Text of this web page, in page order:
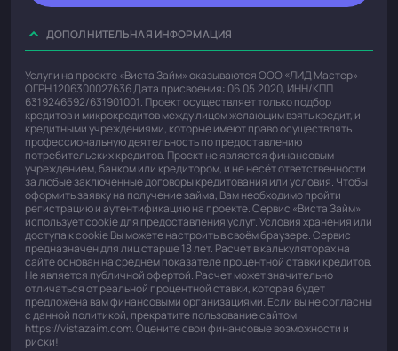
ДОПОЛНИТЕЛЬНАЯ ИНФОРМАЦИЯ
Услуги на проекте «Виста Займ» оказываются ООО «ЛИД Мастер»
ОГРН 1206300027636 Дата присвоения: 06.05.2020, ИНН/КПП
6319246592/631901001. Проект осуществляет только подбор
кредитов и микрокредитов между лицом желающим взять кредит, и
кредитными учреждениями, которые имеют право осуществлять
профессиональную деятельность по предоставлению
потребительских кредитов. Проект не является финансовым
учреждением, банком или кредитором, и не несёт ответственности
за любые заключенные договоры кредитования или условия. Чтобы
оформить заявку на получение займа, Вам необходимо пройти
регистрацию и аутентификацию на проекте. Сервис «Виста Займ»
использует cookie для предоставления услуг. Условия хранения или
доступа к cookie Вы можете настроить в своём браузере. Сервис
предназначен для лиц старше 18 лет. Расчет в калькуляторах на
сайте основан на среднем показателе процентной ставки кредитов.
Не является публичной офертой. Расчет может значительно
отличаться от реальной процентной ставки, которая будет
предложена вам финансовыми организациями. Если вы не согласны
с данной политикой, прекратите пользование сайтом
https://vistazaim.com. Оцените свои финансовые возможности и
риски!